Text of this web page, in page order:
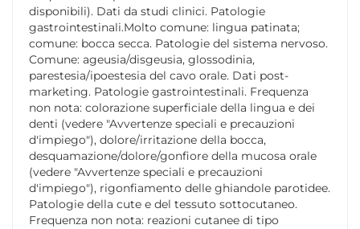
disponibili). Dati da studi clinici. Patologie
gastrointestinali.Molto comune: lingua patinata;
comune: bocca secca. Patologie del sistema nervoso.
Comune: ageusia/disgeusia, glossodinia,
parestesia/ipoestesia del cavo orale. Dati post-
marketing. Patologie gastrointestinali. Frequenza
non nota: colorazione superficiale della lingua e dei
denti (vedere "Avvertenze speciali e precauzioni
d'impiego"), dolore/irritazione della bocca,
desquamazione/dolore/gonfiore della mucosa orale
(vedere "Avvertenze speciali e precauzioni
d'impiego"), rigonfiamento delle ghiandole parotidee.
Patologie della cute e del tessuto sottocutaneo.
Frequenza non nota: reazioni cutanee di tipo